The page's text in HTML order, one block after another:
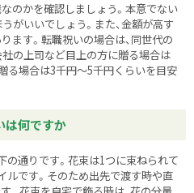
のかを確認しましょう。本意でない
がいいでしょう。また、金額が高す
ます。転職祝いの場合は、同世代の
の上司など目上の方に贈る場合は
る場合は3千円～5千円くらいを目安
は何ですか
の通りです。花束は1つに束ねられて
ルです。そのため出先で渡す時や直